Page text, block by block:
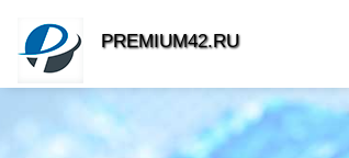
PREMIUM42.RU